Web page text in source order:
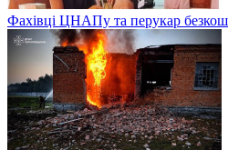
Фахівці ЦНАПу та перукар